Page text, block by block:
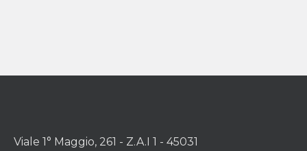
Viale 1° Maggio, 261 - Z.A.I 1 - 45031